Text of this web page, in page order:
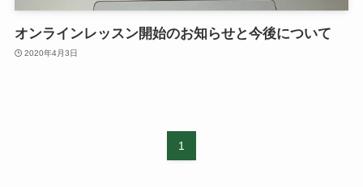
オンラインレッスン開始のお知らせと今後について
2020年4月3日
1